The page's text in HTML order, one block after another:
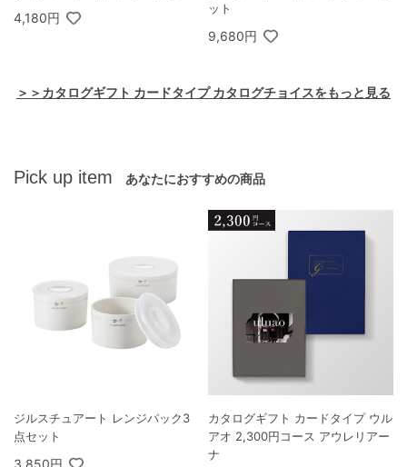
4,180円
ット
9,680円
＞＞カタログギフト カードタイプ カタログチョイスをもっと見る
Pick up item あなたにおすすめの商品
ジルスチュアート レンジパック3
点セット
カタログギフト カードタイプ ウル
アオ 2,300円コース アウレリアー
ナ